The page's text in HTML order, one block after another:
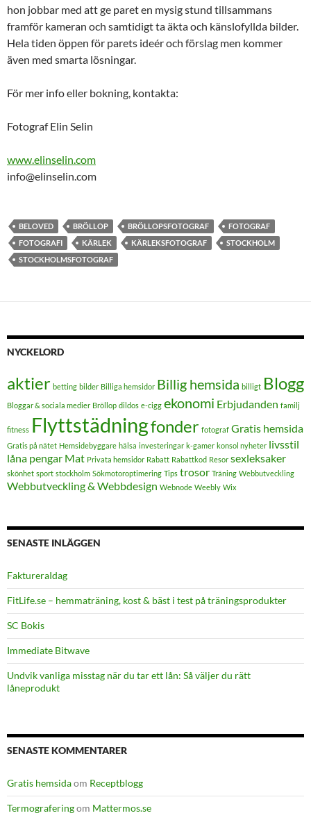
hon jobbar med att ge paret en mysig stund tillsammans
framför kameran och samtidigt ta äkta och känslofyllda bilder.
Hela tiden öppen för parets ideér och förslag men kommer
även med smarta lösningar.
För mer info eller bokning, kontakta:
Fotograf Elin Selin
www.elinselin.com
info@elinselin.com
BELOVED BRÖLLOP BRÖLLOPSFOTOGRAF
FOTOGRAF
FOTOGRAFI
KÄRLEK KÄRLEKSFOTOGRAF
STOCKHOLM
STOCKHOLMSFOTOGRAF
NYCKELORD
aktier betting bilder Billiga hemsidor Billig hemsida billigt Blogg
Bloggar & sociala medier Bröllop dildos e-cigg ekonomi Erbjudanden familj
fitness Flyttstädningfonder fotograf Gratis hemsida
Gratis på nätet Hemsidebyggare hälsa investeringar k-gamer konsol nyheter livsstil
låna pengar Mat Privata hemsidor Rabatt Rabattkod Resor sexleksaker
skönhet sport stockholm Sökmotoroptimering Tips trosor Träning Webbutveckling
Webbutveckling & Webbdesign Webnode Weebly Wix
SENASTE INLÄGGEN
FaktureraIdag
FitLife.se – hemmaträning, kost & bäst i test på träningsprodukter
SC Bokis
Immediate Bitwave
Undvik vanliga misstag när du tar ett lån: Så väljer du rätt
låneprodukt
SENASTE KOMMENTARER
Gratis hemsidaom Receptblogg
Termograferingom Mattermos.se